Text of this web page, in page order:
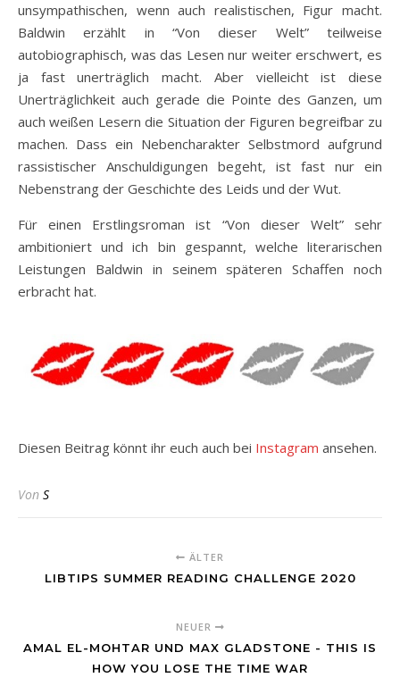
unsympathischen, wenn auch realistischen, Figur macht.
Baldwin erzählt in “Von dieser Welt” teilweise
autobiographisch, was das Lesen nur weiter erschwert, es
ja fast unerträglich macht. Aber vielleicht ist diese
Unerträglichkeit auch gerade die Pointe des Ganzen, um
auch weißen Lesern die Situation der Figuren begreifbar zu
machen. Dass ein Nebencharakter Selbstmord aufgrund
rassistischer Anschuldigungen begeht, ist fast nur ein
Nebenstrang der Geschichte des Leids und der Wut.
Für einen Erstlingsroman ist “Von dieser Welt” sehr
ambitioniert und ich bin gespannt, welche literarischen
Leistungen Baldwin in seinem späteren Schaffen noch
erbracht hat.
Diesen Beitrag könnt ihr euch auch bei Instagram ansehen.
Von S
ÄLTER
LIBTIPS SUMMER READING CHALLENGE 2020
NEUER
AMAL EL-MOHTAR UND MAX GLADSTONE - THIS IS
HOW YOU LOSE THE TIME WAR